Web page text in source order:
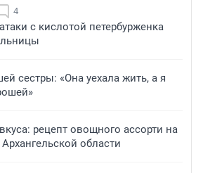
4
с кислотой петербурженка
сестры: «Она уехала жить, а я
рецепт овощного ассорти на
области